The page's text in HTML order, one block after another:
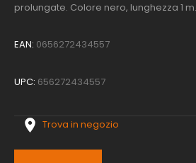
prolungate. Colore nero, lunghezza 1 m.
EAN: 0656272434557
UPC: 656272434557
Trova in negozio